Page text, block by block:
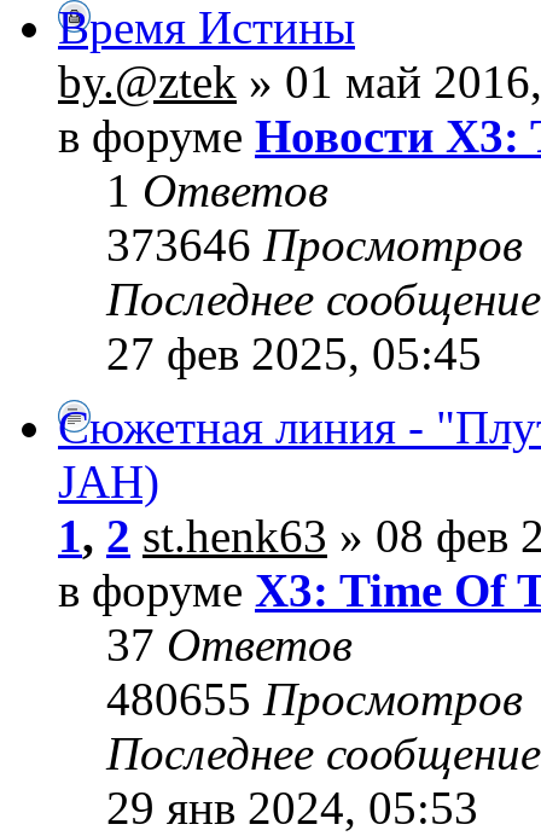
Время Истины
by.@ztek » 01 май
в форуме Новости X3:
1 Ответов
373646 Просмотров
Последнее
27 фев 2025, 05:45
Сюжетная линия -
JAH)
1, 2 st.henk63 » 08 фев
в форуме X3: Time Of
37 Ответов
480655 Просмотров
Последнее
29 янв 2024, 05:53